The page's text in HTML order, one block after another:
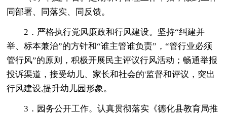
同部署、同落实、同反馈。
2．严格执行党风廉政和行风建设。坚持“纠建并
举、标本兼治”的方针和“谁主管谁负责”，“管行业必须
管行风”的原则，积极开展民主评议行风活动；畅通举报
投诉渠道，接受幼儿、家长和社会的'监督和评议，突出
行风建设,提升幼儿园形象。
3．园务公开工作。认真贯彻落实《德化县教育局推